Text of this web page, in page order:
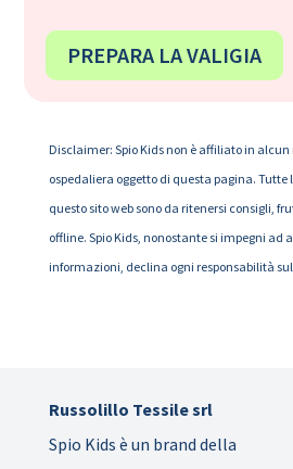
PREPARA LA VALIGIA
Disclaimer: Spio Kids non è affiliato in
ospedaliera oggetto di questa pagina.
questo sito web sono da ritenersi consigli,
offline. Spio Kids, nonostante si impegni ad
informazioni, declina ogni responsabilità
Russolillo Tessile srl
Spio Kids è un brand della